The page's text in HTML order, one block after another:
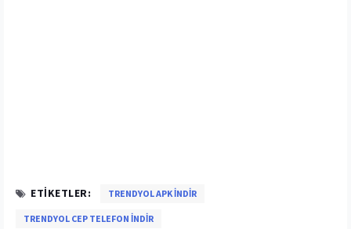
ETIKETLER: TRENDYOL APK INDIR
TRENDYOL CEP TELEFON INDIR